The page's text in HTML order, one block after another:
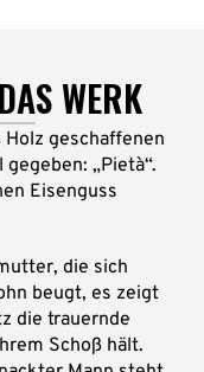
WERK
geschaffenen
„Pietà“.
Eisenguss
die sich
beugt, es zeigt
die trauernde
Schoß hält.